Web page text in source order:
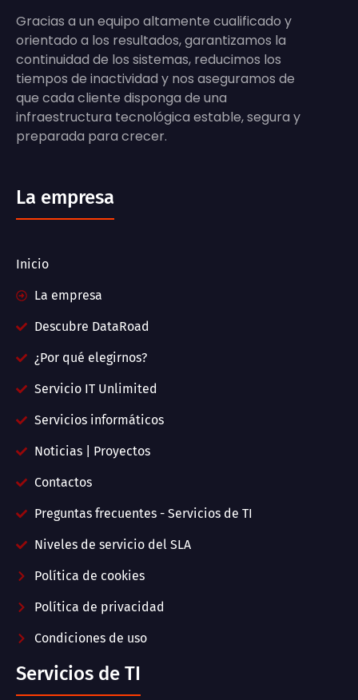
Gracias a un equipo altamente cualificado y
orientado a los resultados, garantizamos la
continuidad de los sistemas, reducimos los
tiempos de inactividad y nos aseguramos de
que cada cliente disponga de una
infraestructura tecnológica estable, segura y
preparada para crecer.
La empresa
Inicio
La empresa
Descubre DataRoad
¿Por qué elegirnos?
Servicio IT Unlimited
Servicios informáticos
Noticias | Proyectos
Contactos
Preguntas frecuentes - Servicios de TI
Niveles de servicio del SLA
Política de cookies
Política de privacidad
Condiciones de uso
Servicios de TI